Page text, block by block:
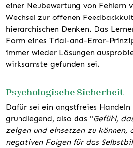
einer Neubewertung von Fehlern
Wechsel zur offenen
hierarchischen Denken. Das
Form eines Trial-and-Error-
immer wieder Lösungen
wirksamste gefunden sei.
Psychologische Sicherheit
Dafür sei ein angstfreies
grundlegend, also das "Gefühl,
zeigen und einsetzen zu können,
negativen Folgen für das